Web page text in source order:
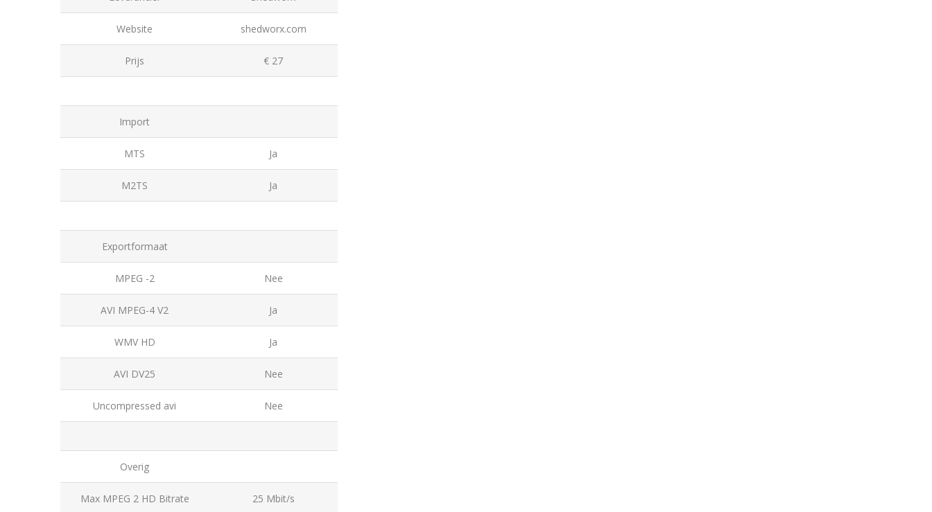
Website shedworx.com
Prijs € 27
Import
MTS Ja
M2TS Ja
Exportformaat
MPEG -2 Nee
AVI MPEG-4 V2 Ja
WMV HD Ja
AVI DV25 Nee
Uncompressed avi Nee
Overig
Max MPEG 2 HD Bitrate 25 Mbit/s